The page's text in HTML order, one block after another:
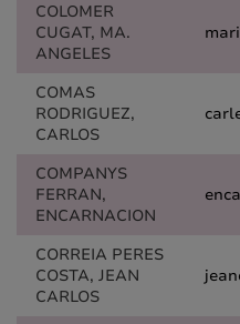
COLOMER
CUGAT, MA.
ANGELES
COMAS
RODRIGUEZ,
CARLOS
COMPANYS
FERRAN,
ENCARNACION
CORREIA PERES
COSTA, JEAN
CARLOS